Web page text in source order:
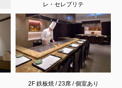
レ・セレブリテ
2F 鉄板焼 / 23席 / 個室あり